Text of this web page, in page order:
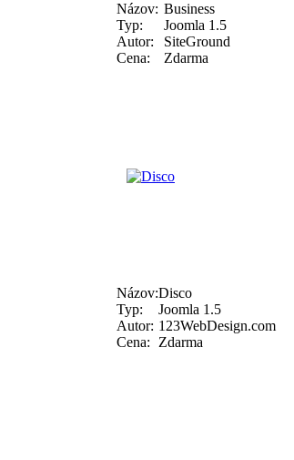
Názov: Business
Typ:
Joomla 1.5
Autor:
SiteGround
Cena:
Zdarma
Názov:Disco
Typ:
Joomla 1.5
Autor: 123WebDesign.com
Cena:
Zdarma